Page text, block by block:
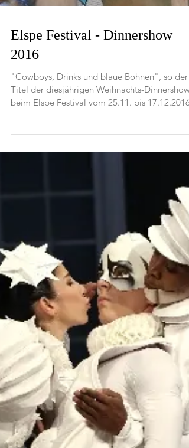
Elspe Festival - Dinnershow
2016
"Cowboys, Drinks und blaue Bohnen", so der
Titel der diesjährigen Weihnachts-Dinnershow